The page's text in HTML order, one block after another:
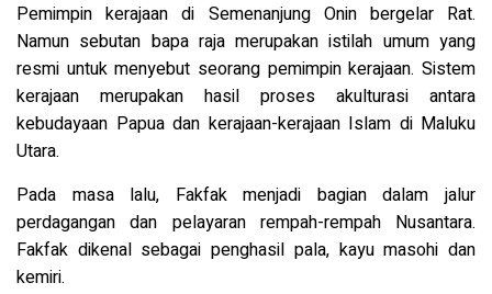
Pemimpin kerajaan di Semenanjung Onin bergelar Rat.
Namun sebutan bapa raja merupakan istilah umum yang
resmi untuk menyebut seorang pemimpin kerajaan. Sistem
kerajaan merupakan hasil proses akulturasi antara
kebudayaan Papua dan kerajaan-kerajaan Islam di Maluku
Utara.
Pada masa lalu, Fakfak menjadi bagian dalam jalur
perdagangan dan pelayaran rempah-rempah Nusantara.
Fakfak dikenal sebagai penghasil pala, kayu masohi dan
kemiri.